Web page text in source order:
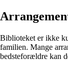
Biblioteket er ikke
familien. Mange
bedsteforældre kan